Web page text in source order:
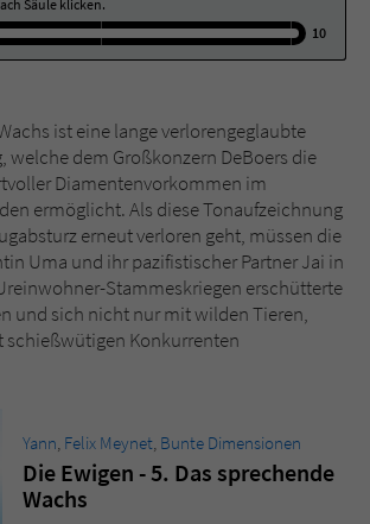
Säule klicken.
10
ist eine lange verlorengeglaubte
welche dem Großkonzern DeBoers die
Diamentenvorkommen im
ermöglicht. Als diese Tonaufzeichnung
erneut verloren geht, müssen die
Uma und ihr pazifistischer Partner Jai in
Stammeskriegen erschütterte
und sich nicht nur mit wilden Tieren,
schießwütigen Konkurrenten
Yann, Felix Meynet, Bunte Dimensionen
Die Ewigen - 5. Das sprechende
Wachs
tx_pwcomments_ahash
1 Jahr
Cookie für Kommentare einzelner Buchtitel
fe_typo_user
Literatur-Couch Medien GmbH & Co. KG
Dieses Cookie gewährleistet die
Kommunikation der Webseite mit dem
Benutzer. Es wird benötigt um z. B. den